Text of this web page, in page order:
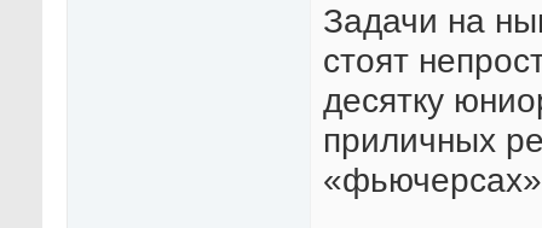
Задачи на
стоят
десятку
приличных